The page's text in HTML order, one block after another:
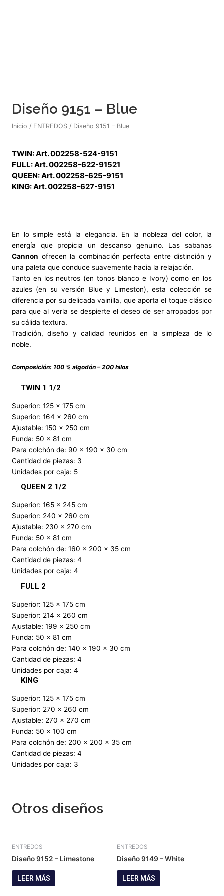
Diseño 9151 – Blue
Inicio / ENTREDOS / Diseño 9151 – Blue
TWIN: Art. 002258-524-9151
FULL: Art. 002258-622-91521
QUEEN: Art. 002258-625-9151
KING: Art. 002258-627-9151
En lo simple está la elegancia. En la nobleza del color, la
energía que propicia un descanso genuino. Las sabanas
Cannon ofrecen la combinación perfecta entre distinción y
una paleta que conduce suavemente hacia la relajación.
Tanto en los neutros (en tonos blanco e Ivory) como en los
azules (en su versión Blue y Limeston), esta colección se
diferencia por su delicada vainilla, que aporta el toque clásico
para que al verla se despierte el deseo de ser arropados por
su cálida textura.
Tradición, diseño y calidad reunidos en la simpleza de lo
noble.
Composición: 100 % algodón – 200 hilos
TWIN 1 1/2
Superior: 125 x 175 cm
Superior: 164 x 260 cm
Ajustable: 150 x 250 cm
Funda: 50 x 81 cm
Para colchón de: 90 x 190 x 30 cm
Cantidad de piezas: 3
Unidades por caja: 5
QUEEN 2 1/2
Superior: 165 x 245 cm
Superior: 240 x 260 cm
Ajustable: 230 x 270 cm
Funda: 50 x 81 cm
Para colchón de: 160 x 200 x 35 cm
Cantidad de piezas: 4
Unidades por caja: 4
FULL 2
Superior: 125 x 175 cm
Superior: 214 x 260 cm
Ajustable: 199 x 250 cm
Funda: 50 x 81 cm
Para colchón de: 140 x 190 x 30 cm
Cantidad de piezas: 4
Unidades por caja: 4
KING
Superior: 125 x 175 cm
Superior: 270 x 260 cm
Ajustable: 270 x 270 cm
Funda: 50 x 100 cm
Para colchón de: 200 x 200 x 35 cm
Cantidad de piezas: 4
Unidades por caja: 3
Otros diseños
ENTREDOS
Diseño 9152 – Limestone
LEER MÁS
ENTREDOS
Diseño 9149 – White
LEER MÁS